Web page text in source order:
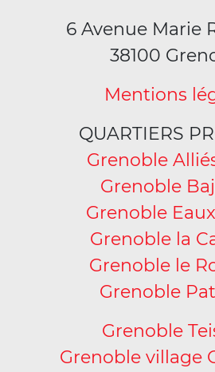
6 Avenue Marie
38100
Mentions
QUARTIERS
Grenoble
Grenoble
Grenoble
Grenoble la
Grenoble le
Grenoble
Grenoble
Grenoble village